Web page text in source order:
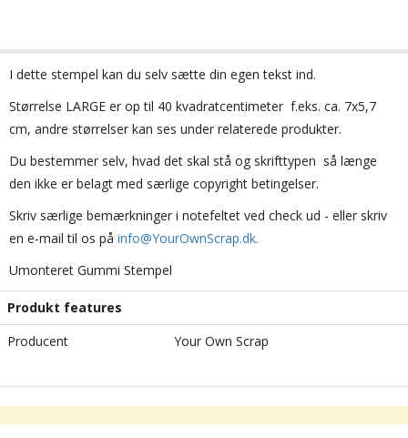
I dette stempel kan du selv sætte din egen tekst ind.
Størrelse LARGE er op til 40 kvadratcentimeter  f.eks. ca. 7x5,7
cm, andre størrelser kan ses under relaterede produkter.
Du bestemmer selv, hvad det skal stå og skrifttypen  så længe
den ikke er belagt med særlige copyright betingelser.
Skriv særlige bemærkninger i notefeltet ved check ud - eller skriv
en e-mail til os på info@YourOwnScrap.dk.
Umonteret Gummi Stempel
Produkt features
Producent
Your Own Scrap